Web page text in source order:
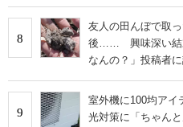
8
友人の田んぼで取
後…… 興味深い結
なんの？」投稿者
9
室外機に100均ア
光対策に「ちゃん